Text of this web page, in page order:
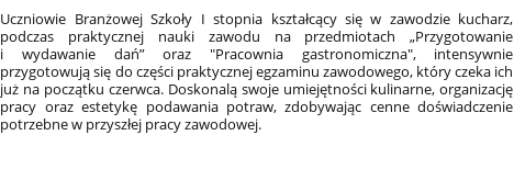
Uczniowie Branżowej Szkoły I stopnia kształcący się w zawodzie kucharz,
podczas praktycznej nauki zawodu na przedmiotach „Przygotowanie
i wydawanie dań” oraz "Pracownia gastronomiczna", intensywnie
przygotowują się do części praktycznej egzaminu zawodowego, który czeka ich
już na początku czerwca. Doskonalą swoje umiejętności kulinarne, organizację
pracy oraz estetykę podawania potraw, zdobywając cenne doświadczenie
potrzebne w przyszłej pracy zawodowej.